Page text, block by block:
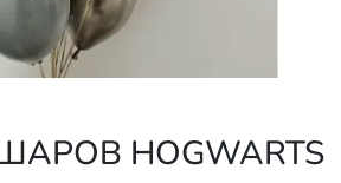
HOGWARTS